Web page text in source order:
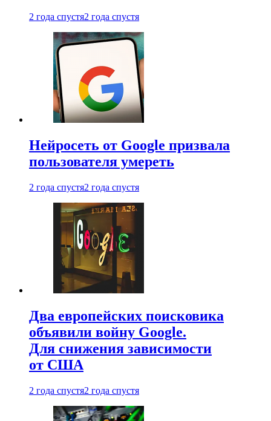
2 года спустя2 года спустя
Нейросеть от Google призвала
пользователя умереть
2 года спустя2 года спустя
Два европейских поисковика
объявили войну Google.
Для снижения зависимости
от США
2 года спустя2 года спустя